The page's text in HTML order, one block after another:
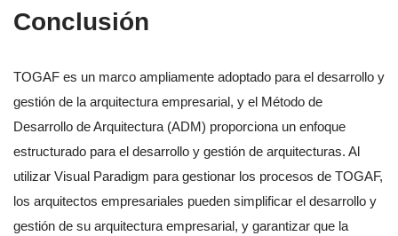
Conclusión
TOGAF es un marco ampliamente adoptado para el desarrollo y
gestión de la arquitectura empresarial, y el Método de
Desarrollo de Arquitectura (ADM) proporciona un enfoque
estructurado para el desarrollo y gestión de arquitecturas. Al
utilizar Visual Paradigm para gestionar los procesos de TOGAF,
los arquitectos empresariales pueden simplificar el desarrollo y
gestión de su arquitectura empresarial, y garantizar que la